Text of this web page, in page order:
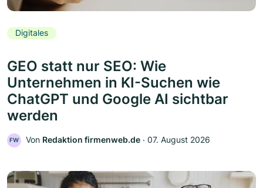
Digitales
GEO statt nur SEO: Wie
Unternehmen in KI-Suchen wie
ChatGPT und Google AI sichtbar
werden
FW Von Redaktion firmenweb.de ‧ 07. August 2026